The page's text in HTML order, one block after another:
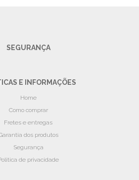
SEGURANÇA
E INFORMAÇÕES
Home
Como comprar
Fretes e entregas
dos produtos
Segurança
de privacidade